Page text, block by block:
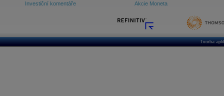
Investiční komentáře
Akcie Moneta
Tvorba